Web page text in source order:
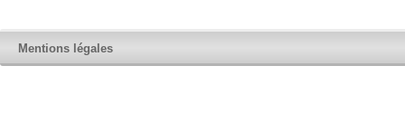
Mentions légales